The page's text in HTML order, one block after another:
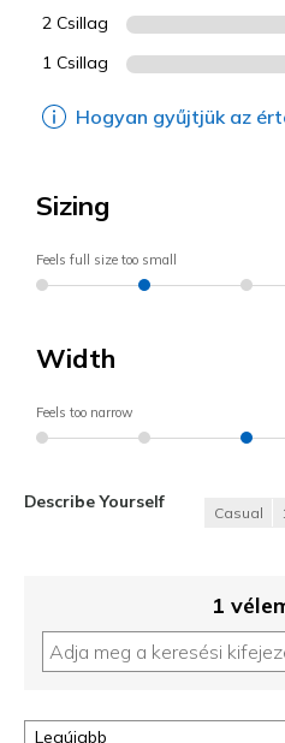
2 Csillag
1 Csillag
Hogyan gyűjtjük az
Sizing
Feels full size too small
Width
Feels too narrow
Describe Yourself
Casual
1